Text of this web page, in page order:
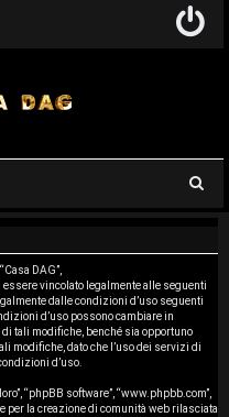
DAG”,
vincolato legalmente alle seguenti
dalle condizioni d’uso seguenti
d’uso possono cambiare in
tali modifiche, benché sia opportuno
modifiche, dato che l’uso dei servizi di
d’uso.
“phpBB software”, “www.phpbb.com”,
per la creazione di comunità web rilasciata